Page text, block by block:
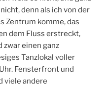
denn als ich von der
Zentrum komme, das
dem Fluss erstreckt,
zwar einen ganz
Tanzlokal voller
Fensterfront und
viele andere